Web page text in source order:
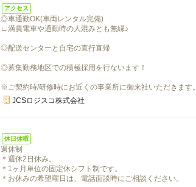
アクセス
◎車通勤OK(車両レンタル完備)
∟満員電車や通勤時の人混みとも無縁♪
◎配送センターと自宅の直行直帰
◎募集勤務地区での積極採用を行ないます！
※ご契約時/研修時にお近くの事業所に御来社いただきます。
JCSロジスコ株式会社
休日休暇
週休制
＊週休2日休み。
＊1ヶ月単位の固定休シフト制です。
＊お休みの希望曜日は、電話面談時にご相談ください。